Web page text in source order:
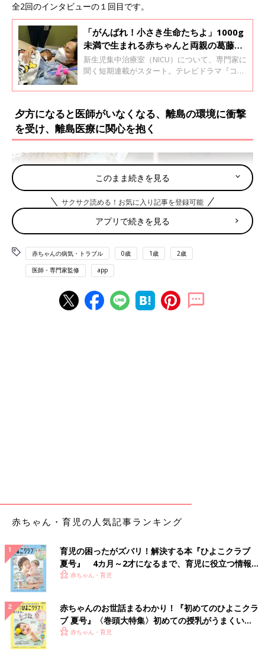
全2回のインタビューの１回目です。
「がんばれ！小さき生命たちよ」1000g
未満で生まれる赤ちゃんと両親の葛藤と
戸惑い、そして笑顔～新生児医療の現場
から～【新生児科医・豊島勝昭】
新生児集中治療室（NICU）について、専門家に
聞く短期連載がスタート。テレビドラマ『コウ
「NICU命の授業」を続けている神奈川県立こど
生に話を聞きます。今回は、NICUに入院する赤
ちゃんと家族はどんな状況なのか、NICUの医療
はどんなものか、などについて聞きました。
夕方になると医師がいなくなる、離島の環境に衝撃
を受け、離島医療に関心を抱く
茨城で診療所をしているお父さんの手伝いをしたときの1枚です。
――小徳先生が医師になろうと思ったきっかけを教えてくださ
ループは伊王島に行くことを選びました。島を散策したり、海で
いで白い教会や温泉もあり、食事はおいしくて、とてもすてきな
場所だなと思いました。
ところが、島には常駐の医師がいないと聞き、驚きました。医師
は日中だけフェリーで島に来るのですが、夕方には本土に帰って
しまうそうです。「もし島の人が夜中に体調を崩したり、けがを
したりしたらどうしたらいいんだろう」と感じました。僕自身
は、すぐそばに医師である父がいたので、ちょっとしたことでも
このまま続きを見る
サクサク読める！お気に入り記事を登録可能
アプリで続きを見る
赤ちゃんの病気・トラブル 0歳 1歳 2歳
医師・専門家監修 app
赤ちゃん・育児の人気記事ランキング
育児の困ったがズバリ！解決する本『ひよこクラブ
夏号』 4カ月～2才になるまで、育児に役立つ情報が
いっぱい！
赤ちゃん・育児
赤ちゃんのお世話まるわかり！『初めてのひよこクラ
ブ 夏号』〈巻頭大特集〉初めての授乳がうまくい
く！ おっぱい・ミルクの基本と夏のトラブル 解決テ
赤ちゃん・育児